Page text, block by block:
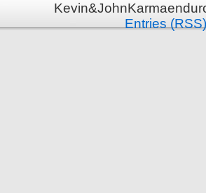
Entries (RSS)